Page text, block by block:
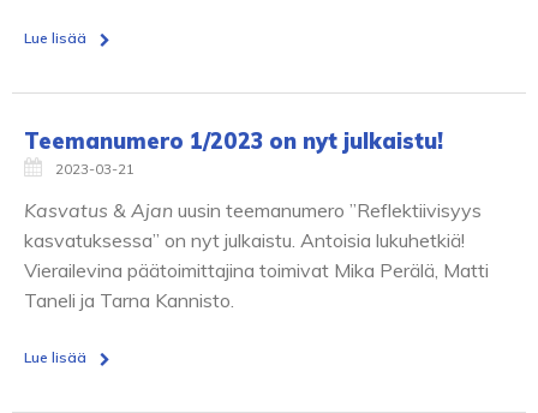
Lue lisää
Teemanumero 1/2023 on nyt julkaistu!
2023-03-21
Kasvatus & Ajan uusin teemanumero ”Reflektiivisyys
kasvatuksessa” on nyt julkaistu. Antoisia lukuhetkiä!
Vierailevina päätoimittajina toimivat Mika Perälä, Matti
Taneli ja Tarna Kannisto.
Lue lisää